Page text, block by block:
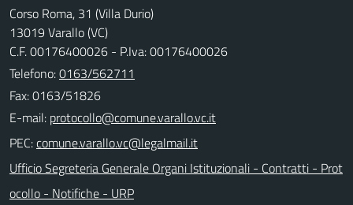
Corso Roma, 31 (Villa Durio)
13019 Varallo (VC)
C.F. 00176400026 - P.Iva: 00176400026
Telefono:0163/562711
Fax: 0163/51826
E-mail:
PEC:
Ufficio Segreteria Generale Organi Istituzionali - Contratti - Prot
ocollo - Notifiche - URP